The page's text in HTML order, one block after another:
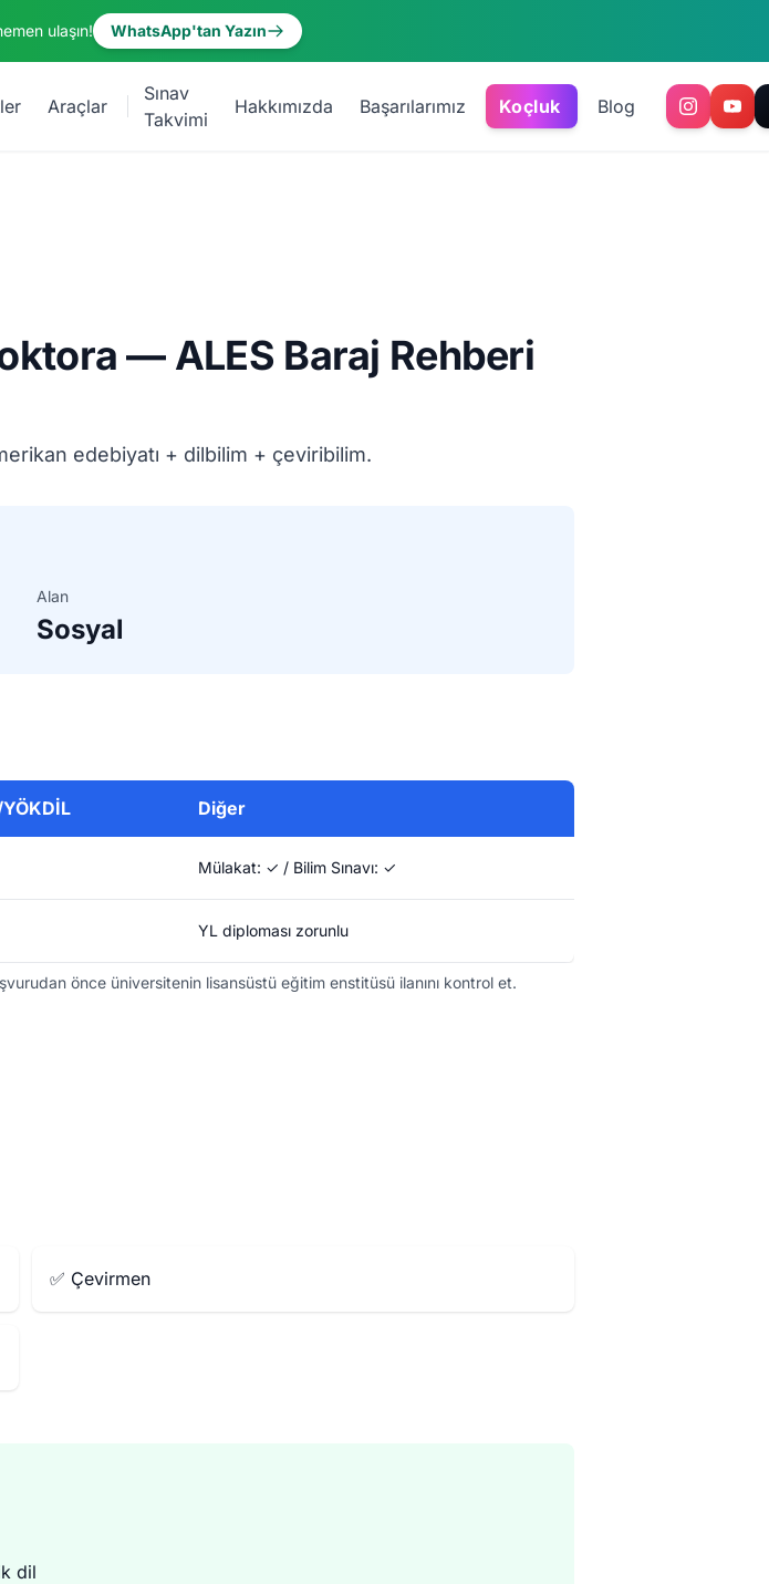
ulaşın! WhatsApp'tan Yazın
Araçlar
Sınav
Takvimi
Hakkımızda Başarılarımız Koçluk Blog
— ALES Baraj Rehberi
edebiyatı + dilbilim + çeviribilim.
Alan
Sosyal
Diğer
Mülakat: ✓ / Bilim Sınavı: ✓
YL diploması zorunlu
önce üniversitenin lisansüstü eğitim enstitüsü ilanını kontrol et.
✅ Çevirmen
dil